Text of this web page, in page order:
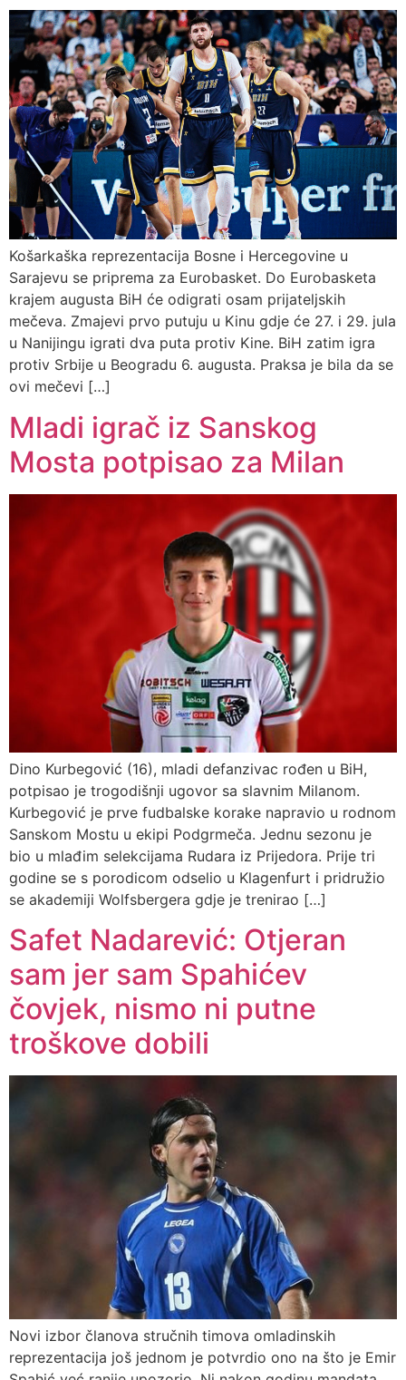
Košarkaška reprezentacija Bosne i Hercegovine u
Sarajevu se priprema za Eurobasket. Do Eurobasketa
krajem augusta BiH će odigrati osam prijateljskih
mečeva. Zmajevi prvo putuju u Kinu gdje će 27. i 29. jula
u Nanijingu igrati dva puta protiv Kine. BiH zatim igra
protiv Srbije u Beogradu 6. augusta. Praksa je bila da se
ovi mečevi […]
Mladi igrač iz Sanskog
Mosta potpisao za Milan
Dino Kurbegović (16), mladi defanzivac rođen u BiH,
potpisao je trogodišnji ugovor sa slavnim Milanom.
Kurbegović je prve fudbalske korake napravio u rodnom
Sanskom Mostu u ekipi Podgrmeča. Jednu sezonu je
bio u mlađim selekcijama Rudara iz Prijedora. Prije tri
godine se s porodicom odselio u Klagenfurt i pridružio
se akademiji Wolfsbergera gdje je trenirao […]
Safet Nadarević: Otjeran
sam jer sam Spahićev
čovjek, nismo ni putne
troškove dobili
Novi izbor članova stručnih timova omladinskih
reprezentacija još jednom je potvrdio ono na što je Emir